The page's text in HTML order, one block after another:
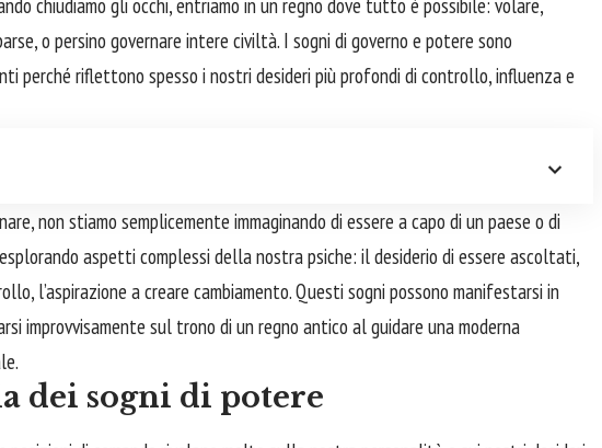
chiudiamo gli occhi, entriamo in un regno dove tutto è possibile: volare,
o persino governare intere civiltà. I sogni di governo e potere sono
perché riflettono spesso i nostri desideri più profondi di controllo, influenza e
non stiamo semplicemente immaginando di essere a capo di un paese o di
esplorando aspetti complessi della nostra psiche: il desiderio di essere ascoltati,
l’aspirazione a creare cambiamento. Questi sogni possono manifestarsi in
improvvisamente sul trono di un regno antico al guidare una moderna
dei sogni di potere